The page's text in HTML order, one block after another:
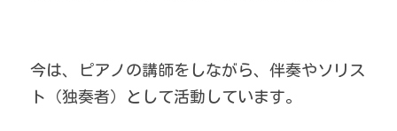
今は、ピアノの講師をしながら、伴奏やソリス
ト（独奏者）として活動しています。